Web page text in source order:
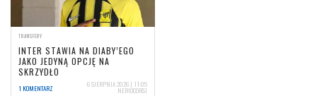
TRANSFERY
INTER STAWIA NA DIABY’EGO
JAKO JEDYNĄ OPCJĘ NA
SKRZYDŁO
1 KOMENTARZ 6 SIERPNIA 2026 | 11:05
NERIOCORSI